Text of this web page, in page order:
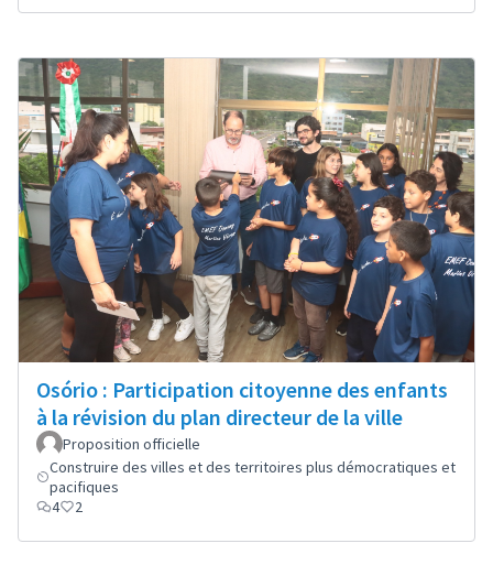
Osório : Participation citoyenne des enfants
à la révision du plan directeur de la ville
Proposition officielle
Construire des villes et des territoires plus démocratiques et
pacifiques
4
2